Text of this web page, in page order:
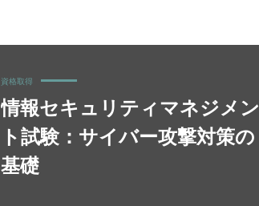
資格取得
情報セキュリティマネジメン
ト試験：サイバー攻撃対策の
基礎